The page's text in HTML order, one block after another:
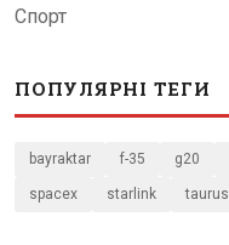
Спорт
ПОПУЛЯРНІ ТЕГИ
bayraktar f-35 g20
spacex starlink taurus